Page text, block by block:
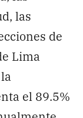
las
de
Lima
el 89.5%